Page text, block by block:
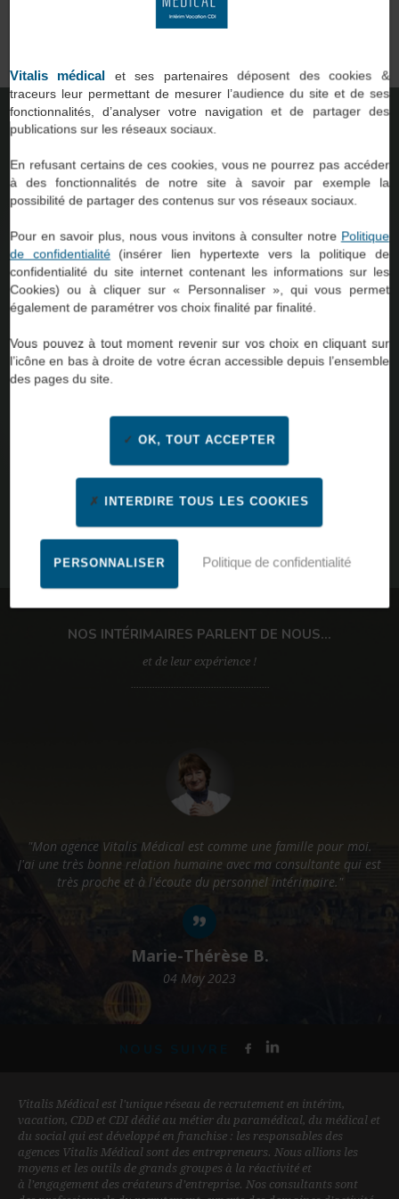
professionnels du paramédical et du social, comme vous, avec
des établissements de santé ou d’accompagnement.
54
TROUVER UNE AGENCE
Par ville, code postal, nom d’agence
NOS INTÉRIMAIRES PARLENT DE NOUS...
et de leur expérience !
"Mon agence Vitalis Médical est comme une famille pour moi.
J'ai une très bonne relation humaine avec ma consultante qui est
très proche et à l'écoute du personnel intérimaire."
Marie-Thérèse B.
04 May 2023
Vitalis Médical est l'unique réseau de recrutement en intérim,
vacation, CDD et CDI dédié au métier du paramédical, du médical et
du social qui est développé en franchise : les responsables des
agences Vitalis Médical sont des entrepreneurs. Nous allions les
moyens et les outils de grands groupes à la réactivité et
à l’engagement des créateurs d’entreprise. Nos consultants sont
Vitalis médical et ses partenaires déposent des cookies &
traceurs leur permettant de mesurer l’audience du site et de ses
fonctionnalités, d’analyser votre navigation et de partager des
publications sur les réseaux sociaux.
En refusant certains de ces cookies, vous ne pourrez pas accéder
à des fonctionnalités de notre site à savoir par exemple la
possibilité de partager des contenus sur vos réseaux sociaux.
Pour en savoir plus, nous vous invitons à consulter notre Politique
de confidentialité(insérer lien hypertexte vers la politique de
confidentialité du site internet contenant les informations sur les
Cookies) ou à cliquer sur « Personnaliser », qui vous permet
également de paramétrer vos choix finalité par finalité.
Vous pouvez à tout moment revenir sur vos choix en cliquant sur
l’icône en bas à droite de votre écran accessible depuis l’ensemble
des pages du site.
OK, TOUT ACCEPTER
INTERDIRE TOUS LES COOKIES
PERSONNALISER Politique de confidentialité